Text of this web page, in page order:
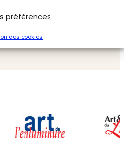
préférences
des cookies
moderne – Avril/mai